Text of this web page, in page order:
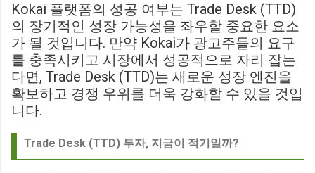
Kokai 플랫폼의 성공 여부는 Trade Desk (TTD)
의 장기적인 성장 가능성을 좌우할 중요한 요소
가 될 것입니다. 만약 Kokai가 광고주들의 요구
를 충족시키고 시장에서 성공적으로 자리 잡는
다면, Trade Desk (TTD)는 새로운 성장 엔진을
확보하고 경쟁 우위를 더욱 강화할 수 있을 것입
니다.
Trade Desk (TTD) 투자, 지금이 적기일까?